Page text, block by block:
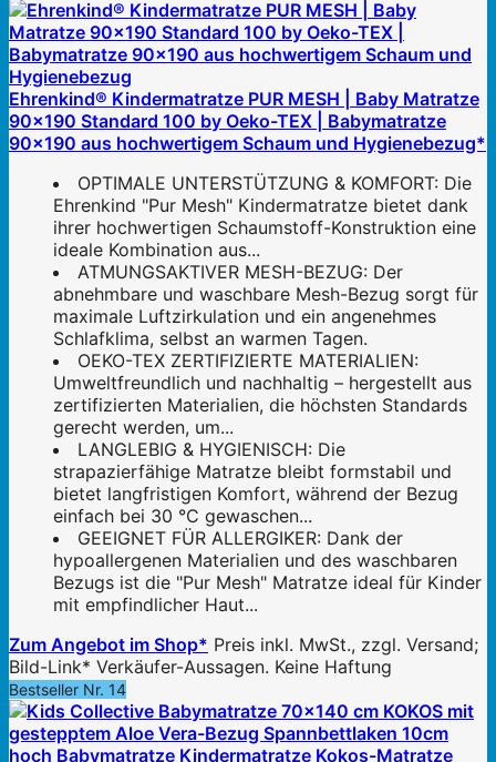
Ehrenkind® Kindermatratze PUR MESH | Baby Matratze
90x190 Standard 100 by Oeko-TEX | Babymatratze
90x190 aus hochwertigem Schaum und Hygienebezug*
OPTIMALE UNTERSTÜTZUNG & KOMFORT: Die
Ehrenkind "Pur Mesh" Kindermatratze bietet dank
ihrer hochwertigen Schaumstoff-Konstruktion eine
ideale Kombination aus...
ATMUNGSAKTIVER MESH-BEZUG: Der
abnehmbare und waschbare Mesh-Bezug sorgt für
maximale Luftzirkulation und ein angenehmes
Schlafklima, selbst an warmen Tagen.
OEKO-TEX ZERTIFIZIERTE MATERIALIEN:
Umweltfreundlich und nachhaltig – hergestellt aus
zertifizierten Materialien, die höchsten Standards
gerecht werden, um...
LANGLEBIG & HYGIENISCH: Die
strapazierfähige Matratze bleibt formstabil und
bietet langfristigen Komfort, während der Bezug
einfach bei 30 °C gewaschen...
GEEIGNET FÜR ALLERGIKER: Dank der
hypoallergenen Materialien und des waschbaren
Bezugs ist die "Pur Mesh" Matratze ideal für Kinder
mit empfindlicher Haut...
Zum Angebot im Shop* Preis inkl. MwSt., zzgl. Versand;
Bild-Link* Verkäufer-Aussagen. Keine Haftung
Bestseller Nr. 14